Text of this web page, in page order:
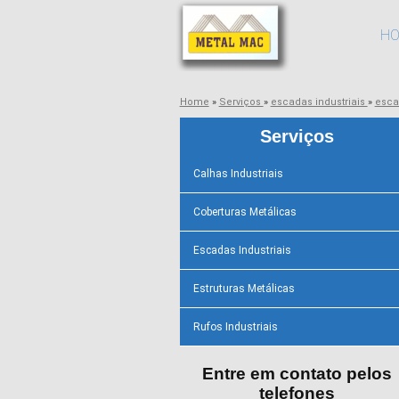
Home » Serviços » escadas industriais »
Serviços
Calhas Industriais
Coberturas Metálicas
Escadas Industriais
Estruturas Metálicas
Rufos Industriais
Entre em contato pelos
telefones